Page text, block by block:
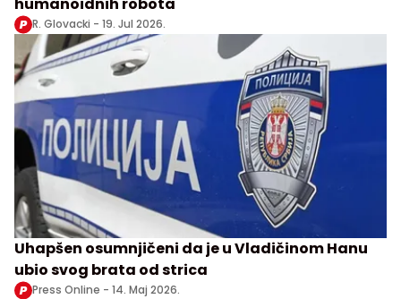
R. Glovacki - 19. Jul 2026.
Uhapšen osumnjičeni da je u Vladičinom Hanu
ubio svog brata od strica
Press Online - 14. Maj 2026.